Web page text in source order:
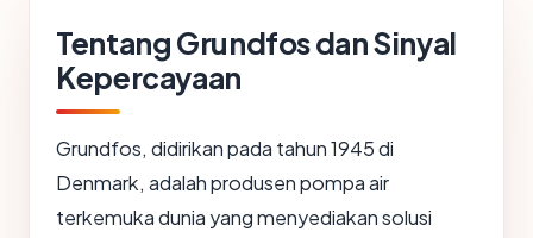
Tentang Grundfos dan Sinyal
Kepercayaan
Grundfos, didirikan pada tahun 1945 di
Denmark, adalah produsen pompa air
terkemuka dunia yang menyediakan solusi